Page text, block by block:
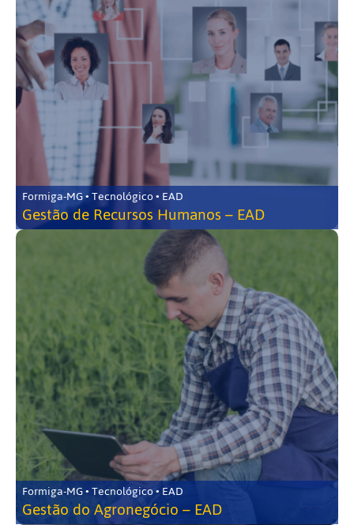
Formiga-MG • Tecnológico • EAD
Gestão de Recursos Humanos – EAD
Formiga-MG • Tecnológico • EAD
Gestão do Agronegócio – EAD